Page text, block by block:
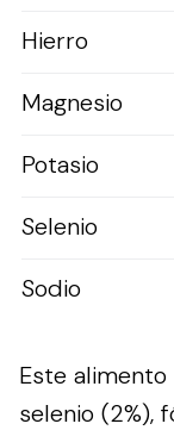
Hierro
Magnesio
Potasio
Selenio
Sodio
Este
selenio (2%),